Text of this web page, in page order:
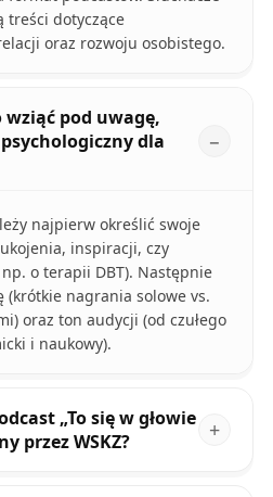
treści dotyczące
oraz rozwoju osobistego.
pod uwagę,
dla
najpierw określić swoje
inspiracji, czy
o terapii DBT). Następnie
nagrania solowe vs.
oraz ton audycji (od czułego
i naukowy).
„To się w głowie
przez WSKZ?